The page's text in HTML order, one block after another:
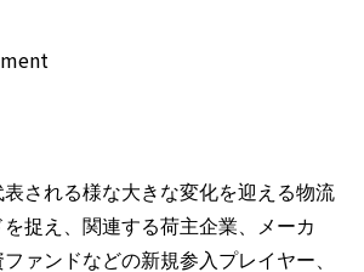
表される様な大きな変化を迎える物流
捉え、関連する荷主企業、メーカ
ァンドなどの新規参入プレイヤー、